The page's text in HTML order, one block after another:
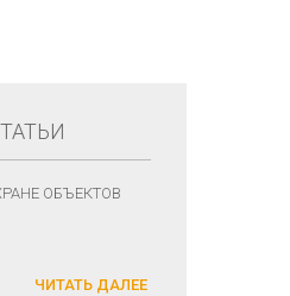
ОБЪЕКТОВ
ЧИТАТЬ ДАЛЕЕ